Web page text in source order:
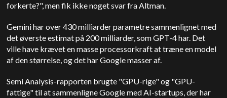
forkerte?", men fik ikke noget svar fra Altman.
Gemini har over 430 milliarder parametre sammenlignet med
det øverste estimat på 200 milliarder, som GPT-4 har. Det
ville have krævet en masse processorkraft at træne en model
af den størrelse, og det har Google masser af.
Semi Analysis-rapporten brugte "GPU-rige" og "GPU-
fattige" til at sammenligne Google med AI-startups, der har